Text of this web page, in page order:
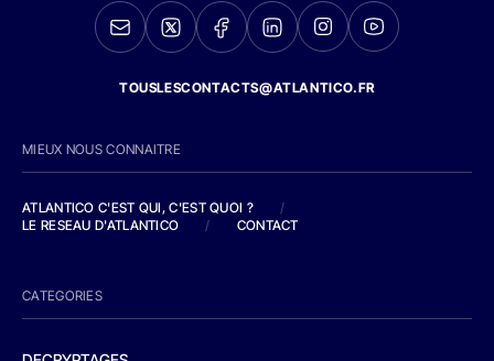
TOUSLESCONTACTS@ATLANTICO.FR
MIEUX NOUS CONNAITRE
ATLANTICO C'EST QUI, C'EST QUOI ?
/
LE RESEAU D'ATLANTICO
/ CONTACT
CATEGORIES